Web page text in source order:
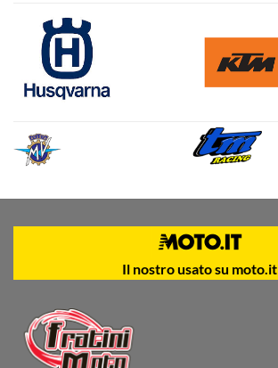
Il nostro usato su moto.it